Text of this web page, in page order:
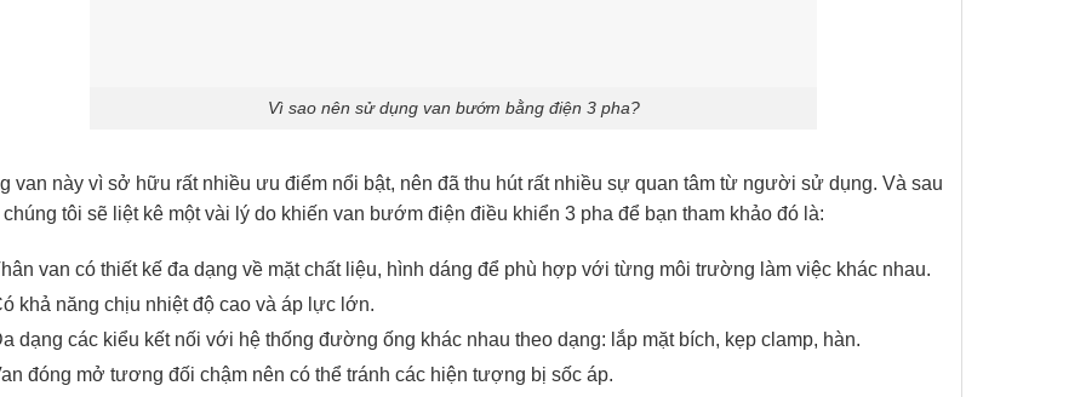
Vì sao nên sử dụng van bướm bằng điện 3 pha?
van này vì sở hữu rất nhiều ưu điểm nổi bật, nên đã thu hút rất nhiều sự quan tâm từ người sử dụng. Và sau
chúng tôi sẽ liệt kê một vài lý do khiến van bướm điện điều khiển 3 pha để bạn tham khảo đó là:
van có thiết kế đa dạng về mặt chất liệu, hình dáng để phù hợp với từng môi trường làm việc khác nhau.
khả năng chịu nhiệt độ cao và áp lực lớn.
dạng các kiểu kết nối với hệ thống đường ống khác nhau theo dạng: lắp mặt bích, kẹp clamp, hàn.
đóng mở tương đối chậm nên có thể tránh các hiện tượng bị sốc áp.